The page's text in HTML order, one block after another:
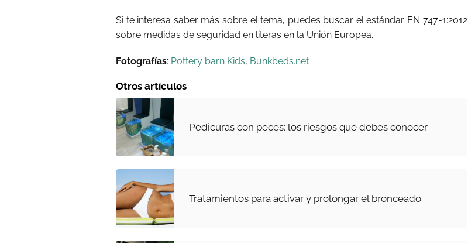
Si te interesa saber más sobre el tema, puedes buscar el estándar EN 747-1:2012
sobre medidas de seguridad en literas en la Unión Europea.
Fotografías: Pottery barn Kids, Bunkbeds.net
Otros artículos
Pedicuras con peces: los riesgos que debes conocer
Tratamientos para activar y prolongar el bronceado